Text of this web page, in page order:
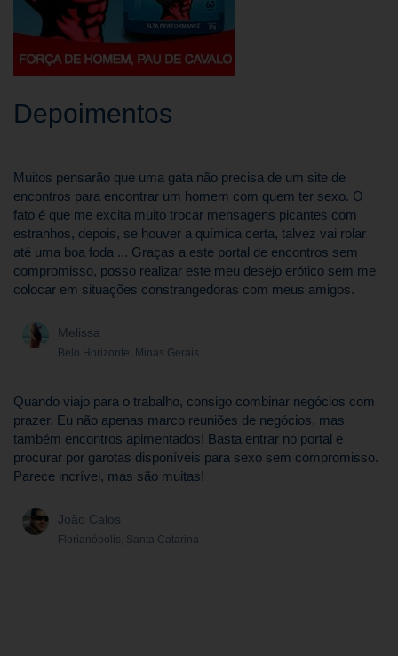
Depoimentos
Muitos pensarão que uma gata não precisa de um site de
encontros para encontrar um homem com quem ter sexo. O
fato é que me excita muito trocar mensagens picantes com
estranhos, depois, se houver a química certa, talvez vai rolar
até uma boa foda ... Graças a este portal de encontros sem
compromisso, posso realizar este meu desejo erótico sem me
colocar em situações constrangedoras com meus amigos.
Melissa
Belo Horizonte, Minas Gerais
Quando viajo para o trabalho, consigo combinar negócios com
prazer. Eu não apenas marco reuniões de negócios, mas
também encontros apimentados! Basta entrar no portal e
procurar por garotas disponíveis para sexo sem compromisso.
Parece incrível, mas são muitas!
João Calos
Florianópolis, Santa Catarina